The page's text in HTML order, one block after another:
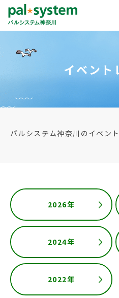
イベント
パルシステム神奈川のイベン
2026年
2024年
2022年